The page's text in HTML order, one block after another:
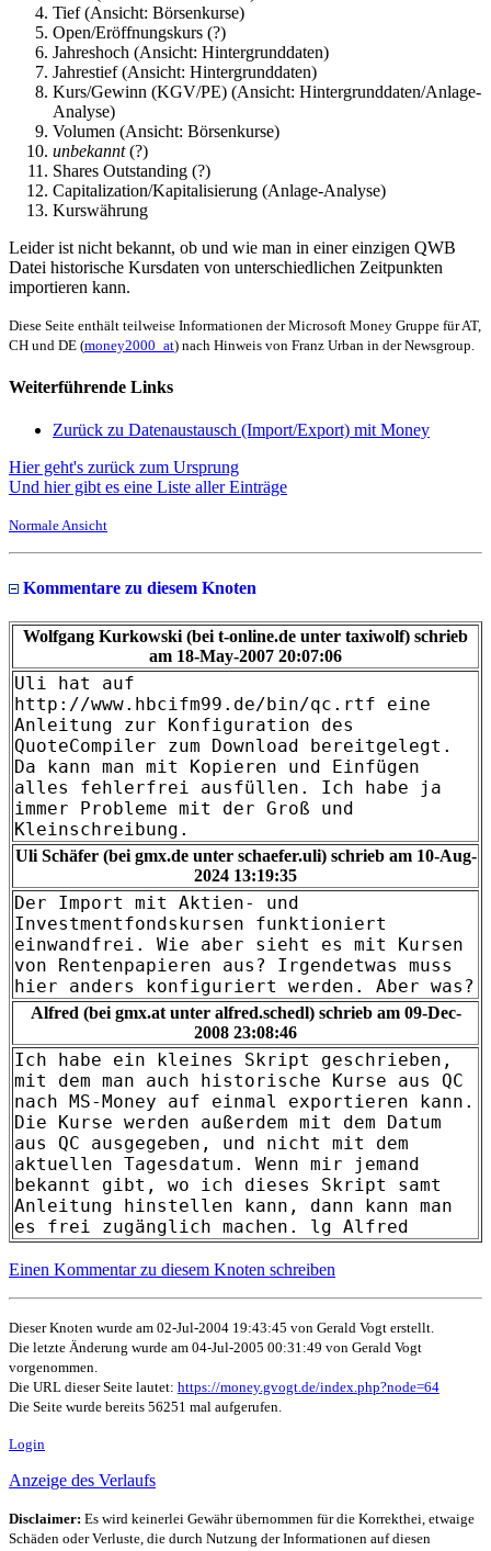
Tief (Ansicht: Börsenkurse)
Open/Eröffnungskurs (?)
Jahreshoch (Ansicht: Hintergrunddaten)
Jahrestief (Ansicht: Hintergrunddaten)
Kurs/Gewinn (KGV/PE) (Ansicht: Hintergrunddaten/Anlage-
Analyse)
Volumen (Ansicht: Börsenkurse)
unbekannt(?)
Shares Outstanding (?)
Capitalization/Kapitalisierung (Anlage-Analyse)
Kurswährung
Leider ist nicht bekannt, ob und wie man in einer einzigen QWB
Datei historische Kursdaten von unterschiedlichen Zeitpunkten
importieren kann.
Diese Seite enthält teilweise Informationen der Microsoft Money Gruppe für AT,
CH und DE (money2000_at) nach Hinweis von Franz Urban in der Newsgroup.
Weiterführende Links
Zurück zu Datenaustausch (Import/Export) mit Money
Hier geht's zurück zum Ursprung
Und hier gibt es eine Liste aller Einträge
Normale Ansicht
Kommentare zu diesem Knoten
Wolfgang Kurkowski (bei t-online.de unter taxiwolf) schrieb
am 18-May-2007 20:07:06
Uli hat auf
http://www.hbcifm99.de/bin/qc.rtf eine
Anleitung zur Konfiguration des
QuoteCompiler zum Download bereitgelegt.
Da kann man mit Kopieren und Einfügen
alles fehlerfrei ausfüllen. Ich habe ja
immer Probleme mit der Groß und
Kleinschreibung.
Uli Schäfer (bei gmx.de unter schaefer.uli) schrieb am 10-Aug-
2024 13:19:35
Der Import mit Aktien- und
Investmentfondskursen funktioniert
einwandfrei. Wie aber sieht es mit Kursen
von Rentenpapieren aus? Irgendetwas muss
hier anders konfiguriert werden. Aber was?
Alfred (bei gmx.at unter alfred.schedl) schrieb am 09-Dec-
2008 23:08:46
Ich habe ein kleines Skript geschrieben,
mit dem man auch historische Kurse aus QC
nach MS-Money auf einmal exportieren kann.
Die Kurse werden außerdem mit dem Datum
aus QC ausgegeben, und nicht mit dem
aktuellen Tagesdatum. Wenn mir jemand
bekannt gibt, wo ich dieses Skript samt
Anleitung hinstellen kann, dann kann man
es frei zugänglich machen. lg Alfred
Einen Kommentar zu diesem Knoten schreiben
Dieser Knoten wurde am 02-Jul-2004 19:43:45 von Gerald Vogt erstellt.
Die letzte Änderung wurde am 04-Jul-2005 00:31:49 von Gerald Vogt
vorgenommen.
Die URL dieser Seite lautet: https://money.gvogt.de/index.php?node=64
Die Seite wurde bereits 56251 mal aufgerufen.
Login
Anzeige des Verlaufs
Disclaimer: Es wird keinerlei Gewähr übernommen für die Korrekthei, etwaige
Schäden oder Verluste, die durch Nutzung der Informationen auf diesen